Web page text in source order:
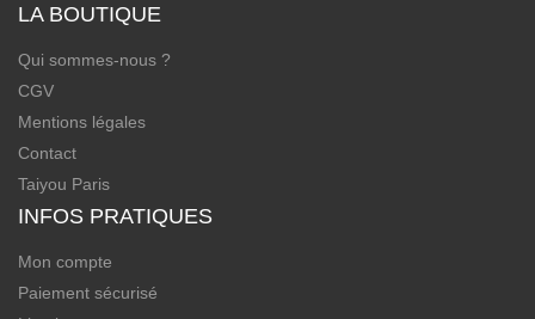
LA BOUTIQUE
Qui sommes-nous ?
CGV
Mentions légales
Contact
Taiyou Paris
INFOS PRATIQUES
Mon compte
Paiement sécurisé